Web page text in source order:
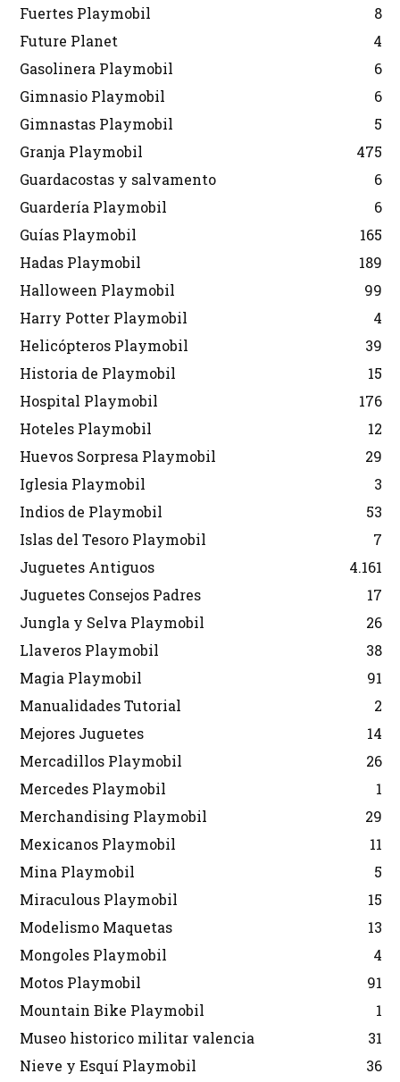
Fuertes Playmobil
8
Future Planet
4
Gasolinera Playmobil
6
Gimnasio Playmobil
6
Gimnastas Playmobil
5
Granja Playmobil
475
Guardacostas y salvamento
6
Guardería Playmobil
6
Guías Playmobil
165
Hadas Playmobil
189
Halloween Playmobil
99
Harry Potter Playmobil
4
Helicópteros Playmobil
39
Historia de Playmobil
15
Hospital Playmobil
176
Hoteles Playmobil
12
Huevos Sorpresa Playmobil
29
Iglesia Playmobil
3
Indios de Playmobil
53
Islas del Tesoro Playmobil
7
Juguetes Antiguos
4.161
Juguetes Consejos Padres
17
Jungla y Selva Playmobil
26
Llaveros Playmobil
38
Magia Playmobil
91
Manualidades Tutorial
2
Mejores Juguetes
14
Mercadillos Playmobil
26
Mercedes Playmobil
1
Merchandising Playmobil
29
Mexicanos Playmobil
11
Mina Playmobil
5
Miraculous Playmobil
15
Modelismo Maquetas
13
Mongoles Playmobil
4
Motos Playmobil
91
Mountain Bike Playmobil
1
Museo historico militar valencia
31
Nieve y Esquí Playmobil
36